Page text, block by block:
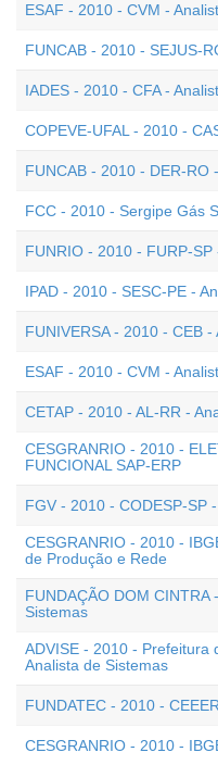
ESAF - 2010 - CVM -
FUNCAB - 2010 - SEJUS-
IADES - 2010 - CFA -
COPEVE-UFAL - 2010 -
FUNCAB - 2010 - DER-RO
FCC - 2010 - Sergipe Gás
FUNRIO - 2010 - FURP-
IPAD - 2010 - SESC-PE -
FUNIVERSA - 2010 - CEB
ESAF - 2010 - CVM -
CETAP - 2010 - AL-RR -
CESGRANRIO - 2010 -
FUNCIONAL SAP-ERP
FGV - 2010 - CODESP-SP
CESGRANRIO - 2010 -
de Produção e Rede
FUNDAÇÃO DOM CINTRA
Sistemas
ADVISE - 2010 - Prefeitura
Analista de Sistemas
FUNDATEC - 2010 -
CESGRANRIO - 2010 -